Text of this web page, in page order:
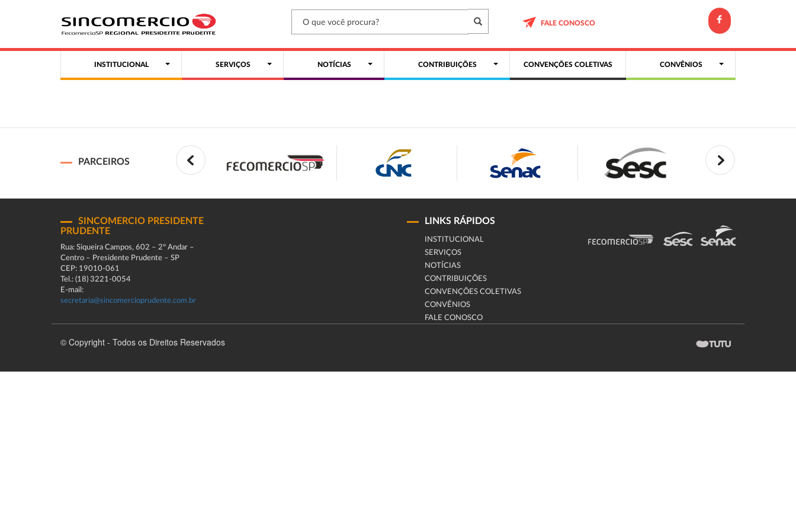
FALE CONOSCO
INSTITUCIONAL SERVIÇOS NOTÍCIAS CONTRIBUIÇÕES CONVENÇÕES COLETIVAS CONVÊNIOS
PARCEIROS
SINCOMERCIO PRESIDENTE
PRUDENTE
Rua: Siqueira Campos, 602 – 2º Andar –
Centro – Presidente Prudente – SP
CEP: 19010-061
Tel.: (18) 3221-0054
E-mail:
secretaria@sincomercioprudente.com.br
LINKS RÁPIDOS
INSTITUCIONAL
SERVIÇOS
NOTÍCIAS
CONTRIBUIÇÕES
CONVENÇÕES COLETIVAS
CONVÊNIOS
FALE CONOSCO
© Copyright - Todos os Direitos Reservados